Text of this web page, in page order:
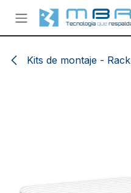
Ir al contenido
Kits de montaje - Rack